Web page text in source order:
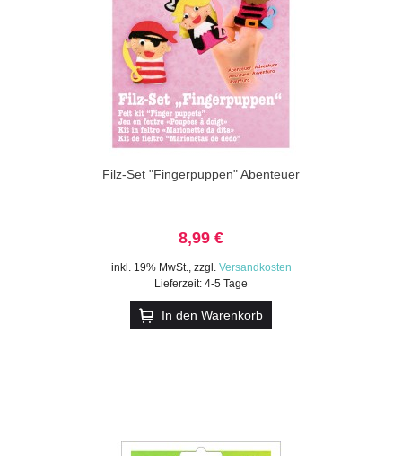
Filz-Set "Fingerpuppen" Abenteuer
8,99 €
inkl. 19% MwSt., zzgl. Versandkosten
Lieferzeit: 4-5 Tage
In den Warenkorb